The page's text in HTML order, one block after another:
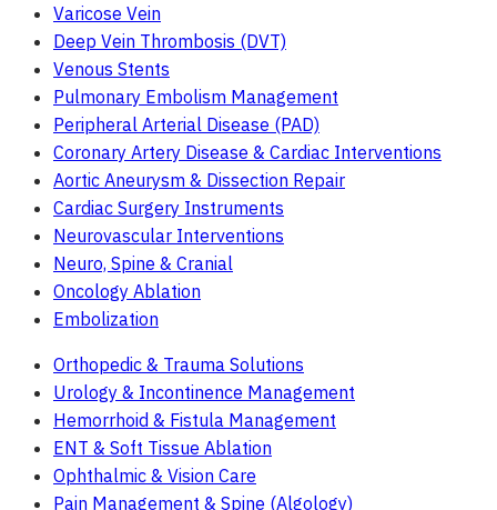
Varicose Vein
Deep Vein Thrombosis (DVT)
Venous Stents
Pulmonary Embolism Management
Peripheral Arterial Disease (PAD)
Coronary Artery Disease & Cardiac Interventions
Aortic Aneurysm & Dissection Repair
Cardiac Surgery Instruments
Neurovascular Interventions
Neuro, Spine & Cranial
Oncology Ablation
Embolization
Orthopedic & Trauma Solutions
Urology & Incontinence Management
Hemorrhoid & Fistula Management
ENT & Soft Tissue Ablation
Ophthalmic & Vision Care
Pain Management & Spine (Algology)